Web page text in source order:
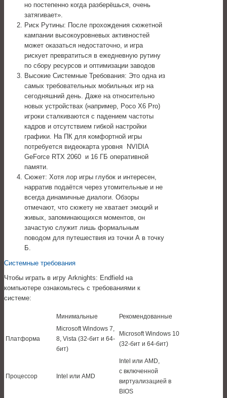
но постепенно когда разберёшься, очень
затягивает».
Риск Рутины: После прохождения сюжетной
кампании высокоуровневых активностей
может оказаться недостаточно, и игра
рискует превратиться в ежедневную рутину
по сбору ресурсов и оптимизации заводов
Высокие Системные Требования: Это одна из
самых требовательных мобильных игр на
сегодняшний день. Даже на относительно
новых устройствах (например, Poco X6 Pro)
игроки сталкиваются с падением частоты
кадров и отсутствием гибкой настройки
графики. На ПК для комфортной игры
потребуется видеокарта уровня NVIDIA
GeForce RTX 2060 и 16 ГБ оперативной
памяти.
Сюжет: Хотя лор игры глубок и интересен,
нарратив подаётся через утомительные и не
всегда динамичные диалоги. Обзоры
отмечают, что сюжету не хватает эмоций и
живых, запоминающихся моментов, он
зачастую служит лишь формальным
поводом для путешествия из точки А в точку
Б.
Системные требования
Чтобы играть в игру Arknights: Endfield на
компьютере ознакомьтесь с требованиями к
системе:
Минимальные Рекомендованные
Платформа
Microsoft Windows 7,
8, Vista (32-бит и 64-
бит)
Microsoft Windows 10
(32-бит и 64-бит)
Процессор Intel или AMD
Intel или AMD,
с включенной
виртуализацией в
BIOS